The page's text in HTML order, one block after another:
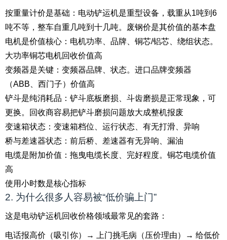
按重量计价是基础：电动铲运机是重型设备，载重从1吨到6
吨不等，整车自重几吨到十几吨。废钢价是其价值的基本盘
电机是价值核心：电机功率、品牌、铜芯/铝芯、绕组状态。
大功率铜芯电机回收价值高
变频器是关键：变频器品牌、状态。进口品牌变频器
（ABB、西门子）价值高
铲斗是纯消耗品：铲斗底板磨损、斗齿磨损是正常现象，可
更换。回收商容易把铲斗磨损问题放大成整机报废
变速箱状态：变速箱档位、运行状态、有无打滑、异响
桥与差速器状态：前后桥、差速器有无异响、漏油
电缆是附加价值：拖曳电缆长度、完好程度。铜芯电缆价值
高
使用小时数是核心指标
2. 为什么很多人容易被“低价骗上门”
这是电动铲运机回收价格领域最常见的套路：
电话报高价（吸引你）→ 上门挑毛病（压价理由）→ 给低价